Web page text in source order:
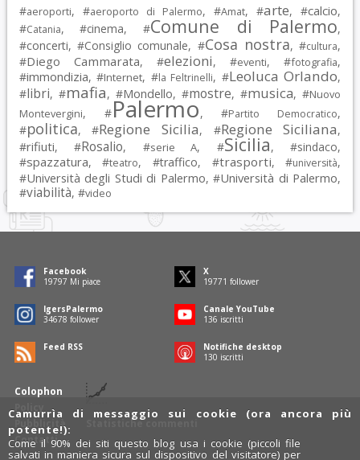
#aeroporti, #aeroporto di Palermo, #Amat, #arte, #calcio,
#Catania, #cinema, #Comune di Palermo,
#concerti, #Consiglio comunale, #Cosa nostra, #cultura,
#Diego Cammarata, #elezioni, #eventi, #fotografia,
#immondizia, #Internet, #la Feltrinelli, #Leoluca Orlando,
#libri, #mafia, #Mondello, #mostre, #musica, #Nuovo
Montevergini, #Palermo, #Partito Democratico,
#politica, #Regione Sicilia, #Regione Siciliana,
#rifiuti, #Rosalio, #serie A, #Sicilia, #sindaco,
#spazzatura, #teatro, #traffico, #trasporti, #università,
#Università degli Studi di Palermo, #Università di Palermo,
#viabilità, #video
Colophon
Policy
Pubblicità
Contatti
Statistiche commenti
Facebook
19797 Mi piace
X
19771 follower
IgersPalermo
34678 follower
Canale YouTube
136 iscritti
Feed RSS
Notifiche desktop
130 iscritti
Camurrìa di messaggio sui cookie (ora ancora più
potente!):
Come il 90% dei siti questo blog usa i cookie (piccoli file
salvati in maniera sicura sul dispositivo del visitatore) per